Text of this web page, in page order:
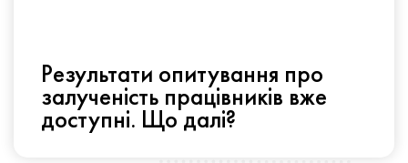
Результати опитування про
залученість працівників вже
доступні. Що далі?